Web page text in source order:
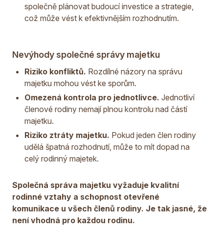
společně plánovat budoucí investice a strategie,
což může vést k efektivnějším rozhodnutím.
Nevýhody společné správy majetku
Riziko konfliktů. Rozdílné názory na správu
majetku mohou vést ke sporům.
Omezená kontrola pro jednotlivce. Jednotliví
členové rodiny nemají plnou kontrolu nad částí
majetku.
Riziko ztráty majetku. Pokud jeden člen rodiny
udělá špatná rozhodnutí, může to mít dopad na
celý rodinný majetek.
Společná správa majetku vyžaduje kvalitní
rodinné vztahy a schopnost otevřené
komunikace u všech členů rodiny. Je tak jasné, že
není vhodná pro každou rodinu.